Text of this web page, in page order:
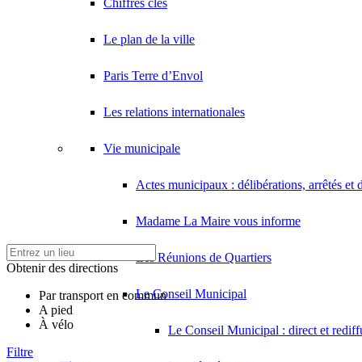
Chiffres clés
Le plan de la ville
Paris Terre d’Envol
Les relations internationales
Vie municipale
Actes municipaux : délibérations, arrêtés et
Madame La Maire vous informe
Les Réunions de Quartiers
Le Conseil Municipal
Le Conseil Municipal : direct et
Obtenir des directions
Par transport en commun
A pied
À vélo
Filtre